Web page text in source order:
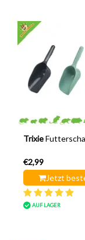
Trixie
€2,99
Jetzt
AUF LAGER